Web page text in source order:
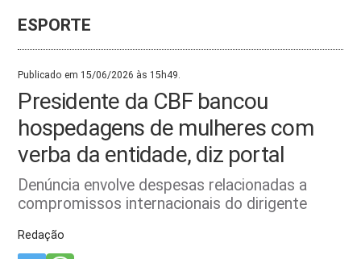
ESPORTE
Publicado em 15/06/2026 às 15h49.
Presidente da CBF bancou
hospedagens de mulheres com
verba da entidade, diz portal
Denúncia envolve despesas relacionadas a
compromissos internacionais do dirigente
Redação